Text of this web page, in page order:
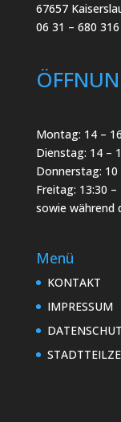
67657
06 31 – 680
Montag: 14 –
Dienstag: 14 –
Donnerstag: 10
Freitag: 13:30 –
sowie während
Menü
KONTAKT
IMPRESSUM